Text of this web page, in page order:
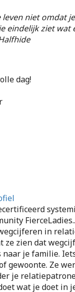
leven niet omdat
eindelijk ziet wat
dag!
in
ze zien dat
je familie.
gewoonte. Ze
je
wat je doet in